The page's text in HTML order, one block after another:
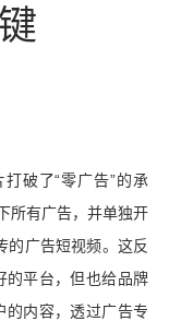
破了“零广告”的承
所有广告，并单独开
的广告短视频。这反
的平台，但也给品牌
的内容，透过广告专